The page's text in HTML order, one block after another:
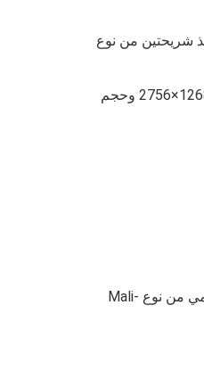
شريحتين من نوع
وحجم
Dimensity 8500 Ultra ويأتي معه معالج رسومي من نوع Mali-